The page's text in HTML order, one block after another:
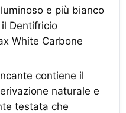
e più bianco
Dentifricio
White Carbone
contiene il
naturale e
testata che